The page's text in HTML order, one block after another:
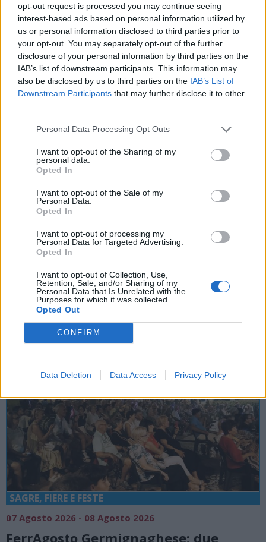
opt-out request is processed you may continue seeing
interest-based ads based on personal information utilized by
us or personal information disclosed to third parties prior to
your opt-out. You may separately opt-out of the further
disclosure of your personal information by third parties on the
IAB’s list of downstream participants. This information may
also be disclosed by us to third parties on the IAB’s List of
Downstream Participants that may further disclose it to other
Personal Data Processing Opt Outs
I want to opt-out of the Sharing of my
personal data.
Opted In
I want to opt-out of the Sale of my
Personal Data.
Opted In
I want to opt-out of processing my
Personal Data for Targeted Advertising.
Opted In
I want to opt-out of Collection, Use,
Retention, Sale, and/or Sharing of my
Personal Data that Is Unrelated with the
Purposes for which it was collected.
Opted Out
CONFIRM
Data Deletion Data Access Privacy Policy
SAGRE, FIERE E FESTE
08 Agosto 2026 - 09 Agosto 2026
La “festa della cipolla” propone buoni
sapori e serate insieme
Area Feste
SAGRE, FIERE E FESTE
07 Agosto 2026 - 08 Agosto 2026
FerrAgosto Germignaghese: due